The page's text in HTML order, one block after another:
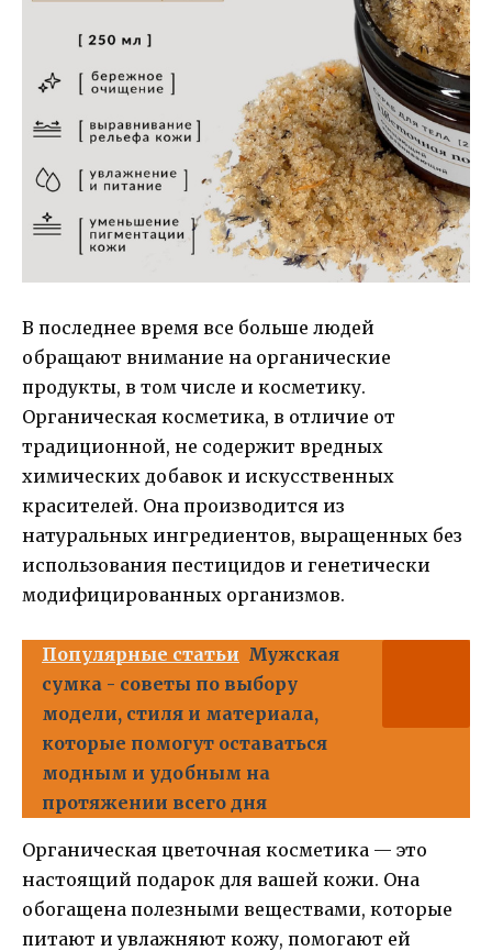
В последнее время все больше людей
обращают внимание на органические
продукты, в том числе и косметику.
Органическая косметика, в отличие от
традиционной, не содержит вредных
химических добавок и искусственных
красителей. Она производится из
натуральных ингредиентов, выращенных без
использования пестицидов и генетически
модифицированных организмов.
Популярные статьи Мужская
сумка - советы по выбору
модели, стиля и материала,
которые помогут оставаться
модным и удобным на
протяжении всего дня
Органическая цветочная косметика — это
настоящий подарок для вашей кожи. Она
обогащена полезными веществами, которые
питают и увлажняют кожу, помогают ей